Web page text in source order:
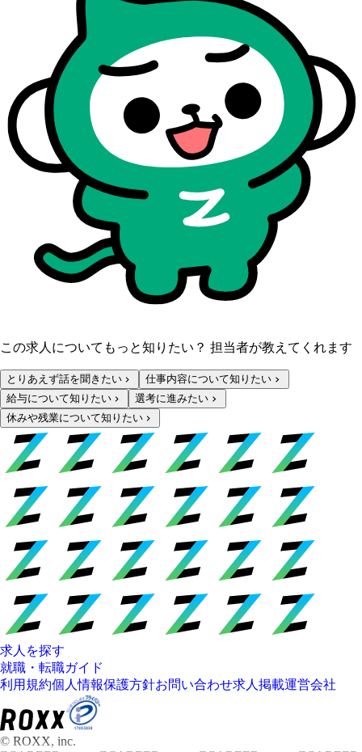
この求人についてもっと知りたい？ 担当者が教えてくれます
とりあえず話を聞きたい
仕事内容について知りたい
給与について知りたい
選考に進みたい
休みや残業について知りたい
求人を探す
就職・転職ガイド
利用規約個人情報保護方針お問い合わせ求人掲載運営会社
© ROXX, inc.